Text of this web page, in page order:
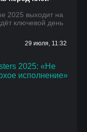
2025 выходит на
ключевой день
29 июля, 11:32